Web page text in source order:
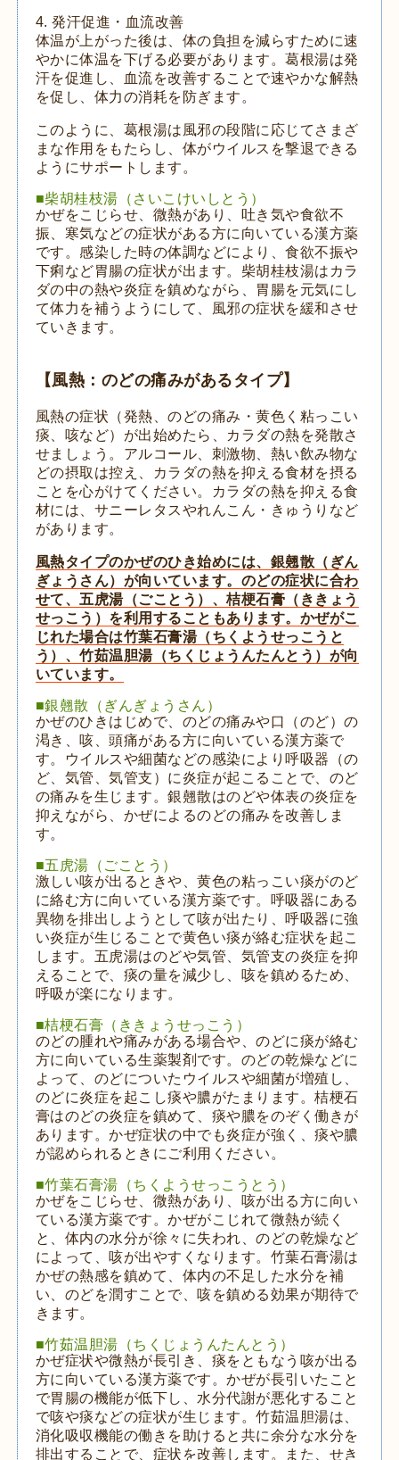
4. 発汗促進・血流改善
体温が上がった後は、体の負担を減らすために速
やかに体温を下げる必要があります。葛根湯は発
汗を促進し、血流を改善することで速やかな解熱
を促し、体力の消耗を防ぎます。
このように、葛根湯は風邪の段階に応じてさまざ
まな作用をもたらし、体がウイルスを撃退できる
ようにサポートします。
■柴胡桂枝湯（さいこけいしとう）
かぜをこじらせ、微熱があり、吐き気や食欲不
振、寒気などの症状がある方に向いている漢方薬
です。感染した時の体調などにより、食欲不振や
下痢など胃腸の症状が出ます。柴胡桂枝湯はカラ
ダの中の熱や炎症を鎮めながら、胃腸を元気にし
て体力を補うようにして、風邪の症状を緩和させ
ていきます。
【風熱：のどの痛みがあるタイプ】
風熱の症状（発熱、のどの痛み・黄色く粘っこい
痰、咳など）が出始めたら、カラダの熱を発散さ
せましょう。アルコール、刺激物、熱い飲み物な
どの摂取は控え、カラダの熱を抑える食材を摂る
ことを心がけてください。カラダの熱を抑える食
材には、サニーレタスやれんこん・きゅうりなど
があります。
風熱タイプのかぜのひき始めには、銀翹散（ぎん
ぎょうさん）が向いています。のどの症状に合わ
せて、五虎湯（ごことう）、桔梗石膏（ききょう
せっこう）を利用することもあります。かぜがこ
じれた場合は竹葉石膏湯（ちくようせっこうと
う）、竹茹温胆湯（ちくじょうんたんとう）が向
いています。
■銀翹散（ぎんぎょうさん）
かぜのひきはじめで、のどの痛みや口（のど）の
渇き、咳、頭痛がある方に向いている漢方薬で
す。ウイルスや細菌などの感染により呼吸器（の
ど、気管、気管支）に炎症が起こることで、のど
の痛みを生じます。銀翹散はのどや体表の炎症を
抑えながら、かぜによるのどの痛みを改善しま
す。
■五虎湯（ごことう）
激しい咳が出るときや、黄色の粘っこい痰がのど
に絡む方に向いている漢方薬です。呼吸器にある
異物を排出しようとして咳が出たり、呼吸器に強
い炎症が生じることで黄色い痰が絡む症状を起こ
します。五虎湯はのどや気管、気管支の炎症を抑
えることで、痰の量を減少し、咳を鎮めるため、
呼吸が楽になります。
■桔梗石膏（ききょうせっこう）
のどの腫れや痛みがある場合や、のどに痰が絡む
方に向いている生薬製剤です。のどの乾燥などに
よって、のどについたウイルスや細菌が増殖し、
のどに炎症を起こし痰や膿がたまります。桔梗石
膏はのどの炎症を鎮めて、痰や膿をのぞく働きが
あります。かぜ症状の中でも炎症が強く、痰や膿
が認められるときにご利用ください。
■竹葉石膏湯（ちくようせっこうとう）
かぜをこじらせ、微熱があり、咳が出る方に向い
ている漢方薬です。かぜがこじれて微熱が続く
と、体内の水分が徐々に失われ、のどの乾燥など
によって、咳が出やすくなります。竹葉石膏湯は
かぜの熱感を鎮めて、体内の不足した水分を補
い、のどを潤すことで、咳を鎮める効果が期待で
きます。
■竹茹温胆湯（ちくじょうんたんとう）
かぜ症状や微熱が長引き、痰をともなう咳が出る
方に向いている漢方薬です。かぜが長引いたこと
で胃腸の機能が低下し、水分代謝が悪化すること
で咳や痰などの症状が生じます。竹茹温胆湯は、
消化吸収機能の働きを助けると共に余分な水分を
排出することで、症状を改善します。また、せき